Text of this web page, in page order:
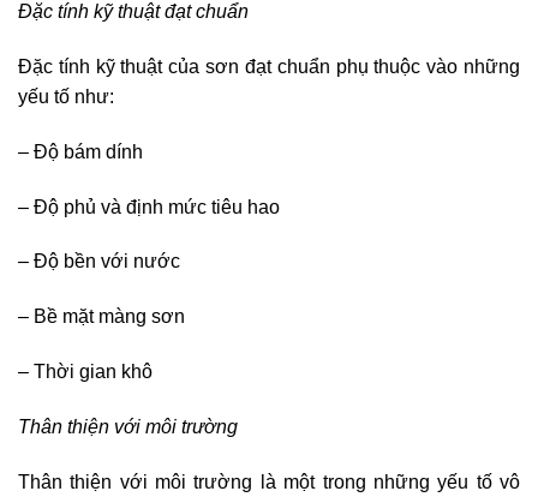
Đặc tính kỹ thuật đạt chuẩn
Đặc tính kỹ thuật của sơn đạt chuẩn phụ thuộc vào những
yếu tố như:
– Độ bám dính
– Độ phủ và định mức tiêu hao
– Độ bền với nước
– Bề mặt màng sơn
– Thời gian khô
Thân thiện với môi trường
Thân thiện với môi trường là một trong những yếu tố vô